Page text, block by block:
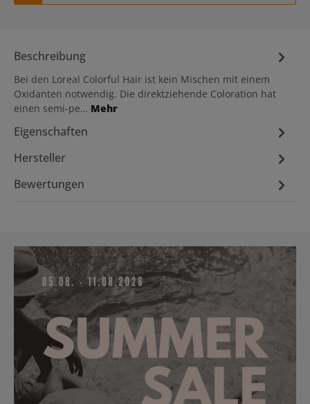
Beschreibung
Bei den Loreal Colorful Hair ist kein Mischen mit einem
Oxidanten notwendig. Die direktziehende Coloration hat
einen semi-pe… Mehr
Eigenschaften
Hersteller
Bewertungen